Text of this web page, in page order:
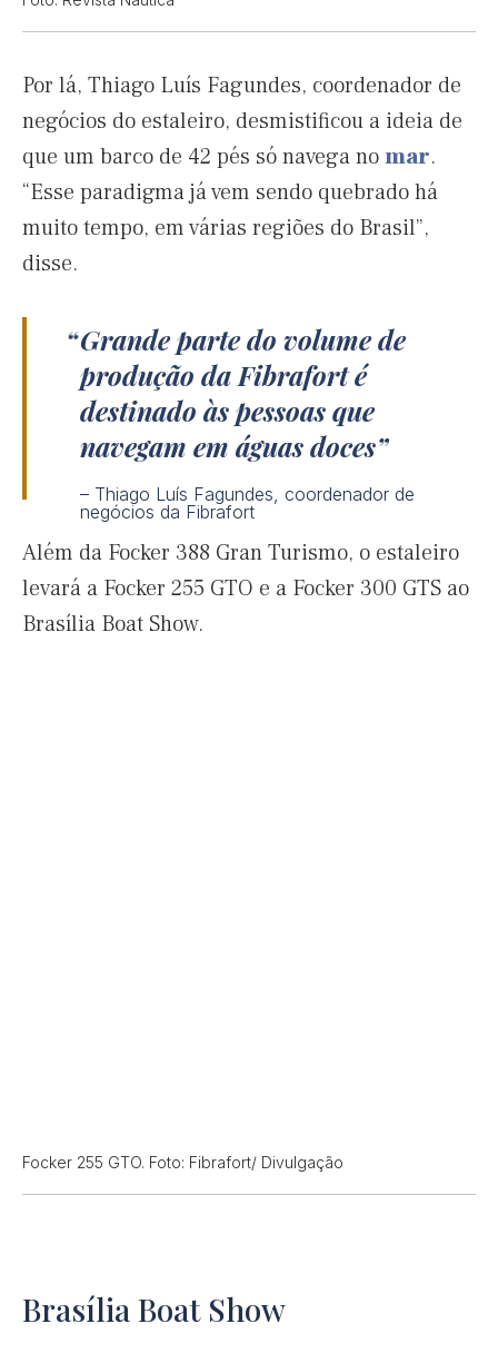
Por lá, Thiago Luís Fagundes, coordenador de
negócios do estaleiro, desmistificou a ideia de
que um barco de 42 pés só navega nomar.
“Esse paradigma já vem sendo quebrado há
muito tempo, em várias regiões do Brasil”,
disse.
Grande parte do volume de
produção da Fibrafort é
destinado às pessoas que
navegam em águas doces
– Thiago Luís Fagundes, coordenador de
negócios da Fibrafort
Além da Focker 388 Gran Turismo, o estaleiro
levará a Focker 255 GTO e a Focker 300 GTS ao
Brasília Boat Show.
Focker 255 GTO. Foto: Fibrafort/ Divulgação
Brasília Boat Show